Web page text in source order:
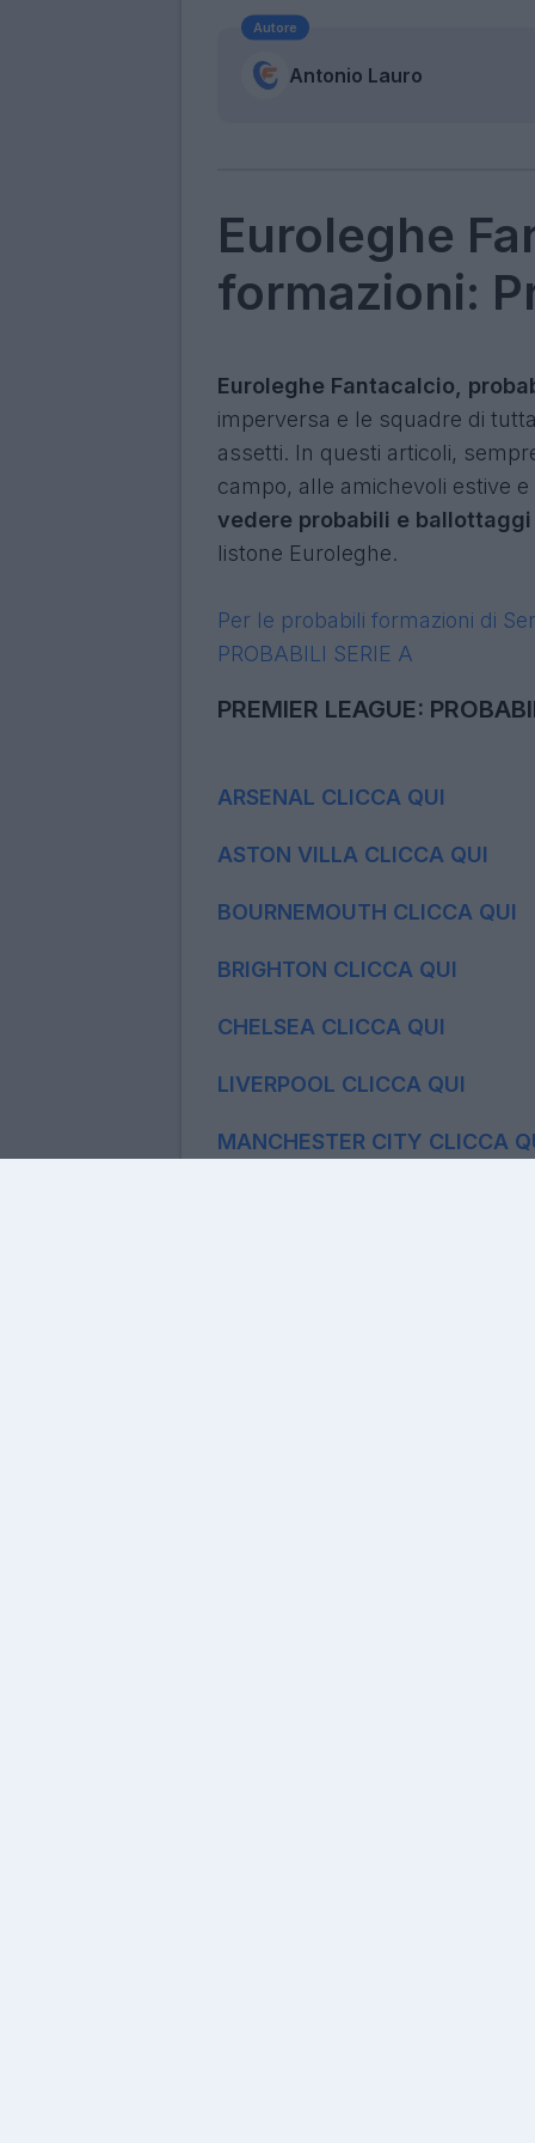
Autore
Antonio Lauro
Euroleghe
formazioni:
imperversa e le squadre di
assetti. In questi articoli,
vedere probabili e
Per le probabili formazioni di
PREMIER LEAGUE: